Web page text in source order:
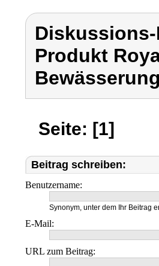
Produkt
Seite: [1]
Beitrag schreiben:
Benutzername:
Synonym, unter dem Ihr Beitrag
E-Mail:
URL zum Beitrag: